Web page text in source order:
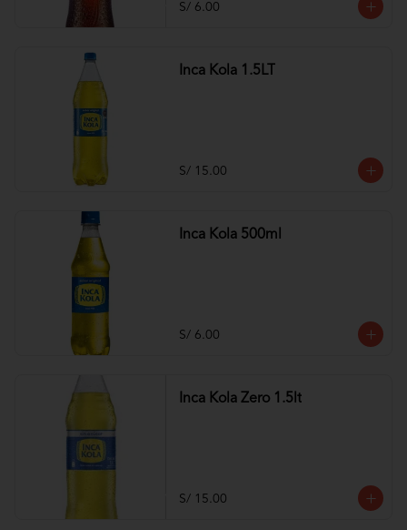
S/ 6.00
Inca Kola 1.5LT
S/ 15.00
Inca Kola 500ml
S/ 6.00
Inca Kola Zero 1.5lt
S/ 15.00